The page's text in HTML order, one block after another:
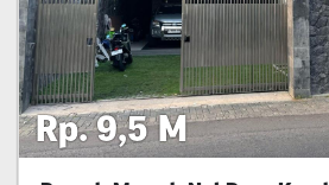
Rp. 9,5 M